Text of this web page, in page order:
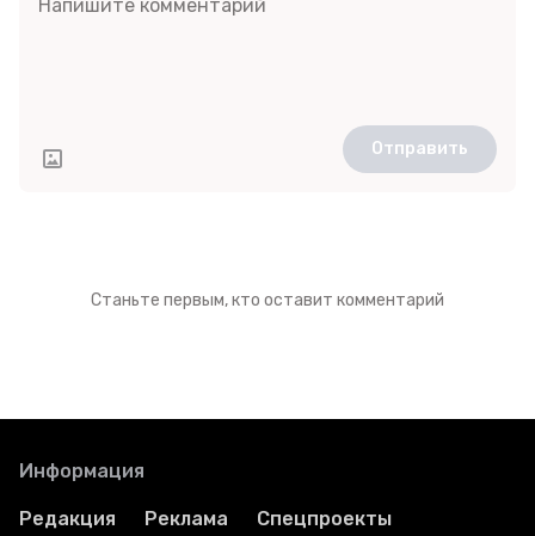
Отправить
Станьте первым, кто оставит комментарий
Информация
Редакция Реклама Спецпроекты